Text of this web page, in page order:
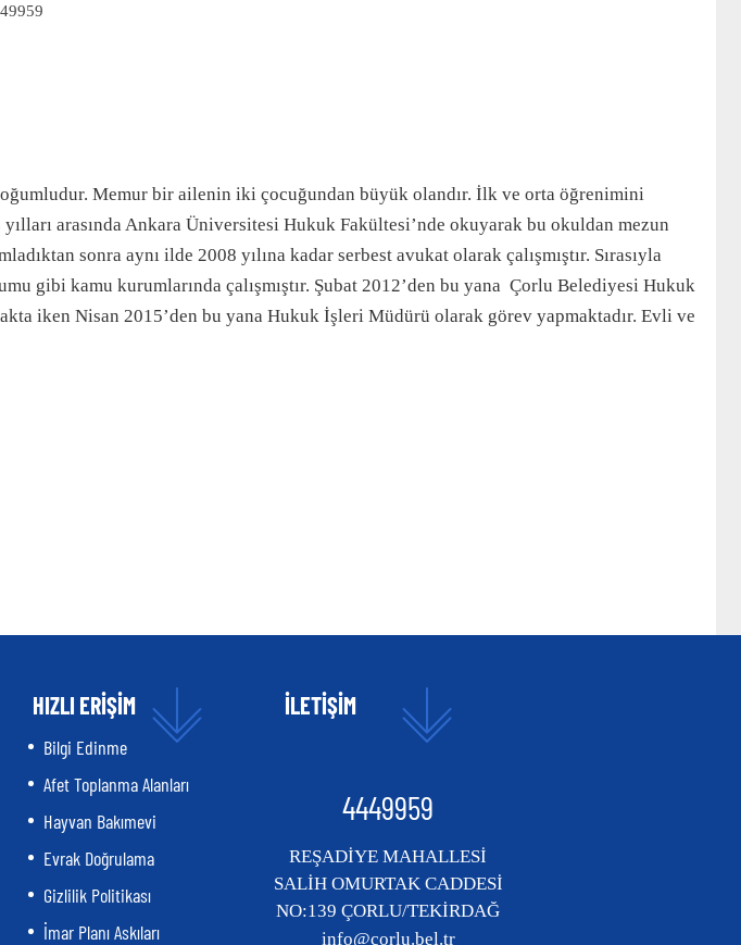
Memur bir ailenin iki çocuğundan büyük olandır. İlk ve orta öğrenimini
arasında Ankara Üniversitesi Hukuk Fakültesi’nde okuyarak bu okuldan mezun
sonra aynı ilde 2008 yılına kadar serbest avukat olarak çalışmıştır. Sırasıyla
gibi kamu kurumlarında çalışmıştır. Şubat 2012’den bu yana Çorlu Belediyesi Hukuk
iken Nisan 2015’den bu yana Hukuk İşleri Müdürü olarak görev yapmaktadır. Evli ve
HIZLI ERİŞİM
Bilgi Edinme
Afet Toplanma Alanları
Hayvan Bakımevi
Evrak Doğrulama
Gizlilik Politikası
İmar Planı Askıları
İLETİŞİM
4449959
REŞADİYE MAHALLESİ
SALİH OMURTAK CADDESİ
NO:139 ÇORLU/TEKİRDAĞ
info@corlu.bel.tr